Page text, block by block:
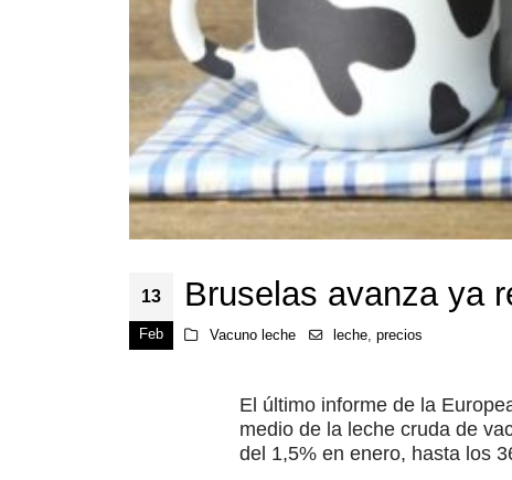
13
Feb
Bruselas avanza ya
Vacuno leche leche,precios
El último informe de la
medio de la leche cruda de
del 1,5% en enero, hasta los